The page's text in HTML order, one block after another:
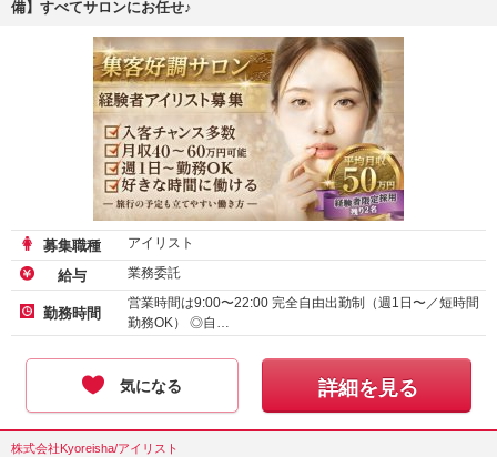
備】すべてサロンにお任せ♪
募集職種 アイリスト
給与 業務委託
勤務時間
営業時間は9:00〜22:00 完全自由出勤制（週1日〜／短時間
勤務OK） ◎自…
気になる 詳細を見る
株式会社Kyoreisha/アイリスト